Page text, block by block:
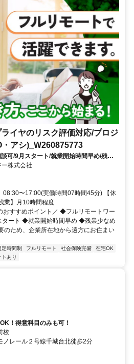
ライヤのリスク評価対応/プロジ
アシ)_W260875773
可/9月スタート/就業開始時間早め/残業
株式会社
08:30〜17:00(実働時間07時間45分) 【休
業】月10時間程度
おすすめポイント／ ◆フルリモートワー
ート ◆就業開始時間早め ◆残業少なめ
のため、企業所在地から遠方にお住まい
定時間制 フルリモート 社会保険完備
在宅OK
あり
！得意科目のみも可！
校
ノレール２号線千城台北徒歩2分